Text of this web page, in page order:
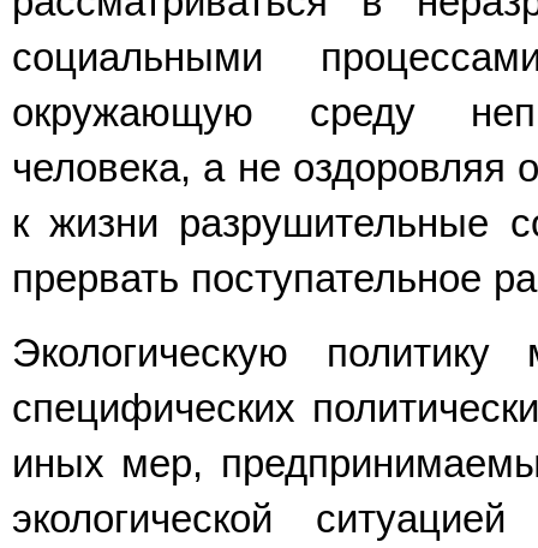
социальными
окружающую среду
человека, а не
к жизни разрушительные
прервать поступательное
Экологическую
специфических
иных мер,
экологической